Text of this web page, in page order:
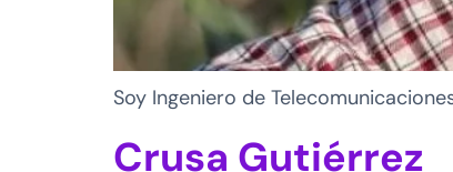
Soy Ingeniero de
Crusa Gutiérrez